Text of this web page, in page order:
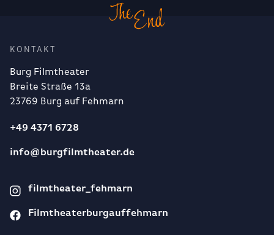
KONTAKT
Burg Filmtheater
Breite Straße 13a
23769 Burg auf Fehmarn
+49 4371 6728
info@burgfilmtheater.de
filmtheater_fehmarn
Filmtheaterburgauffehmarn